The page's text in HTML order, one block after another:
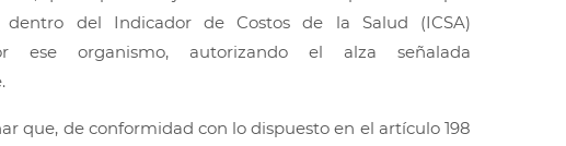
dentro del Indicador de Costos de la Salud (ICSA)
ese organismo, autorizando el alza señalada
que, de conformidad con lo dispuesto en el artículo 198